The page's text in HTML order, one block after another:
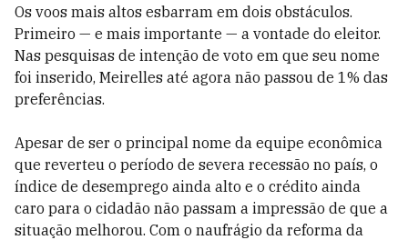
Os voos mais altos esbarram em dois obstáculos.
Primeiro — e mais importante — a vontade do eleitor.
Nas pesquisas de intenção de voto em que seu nome
foi inserido, Meirelles até agora não passou de 1% das
preferências.
Apesar de ser o principal nome da equipe econômica
que reverteu o período de severa recessão no país, o
índice de desemprego ainda alto e o crédito ainda
caro para o cidadão não passam a impressão de que a
situação melhorou. Com o naufrágio da reforma da